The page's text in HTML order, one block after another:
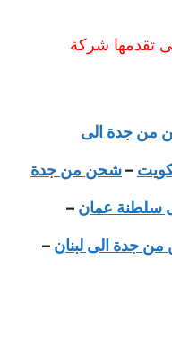
تقدمها شركة
من جدة الى
–شحن من جدة
عمان–
جدة الى لبنان–